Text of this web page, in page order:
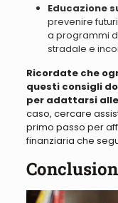
Educazione
prevenire
a programmi
stradale e
Ricordate che
questi consigli
per adattarsi
caso, cercare
primo passo per
finanziaria che